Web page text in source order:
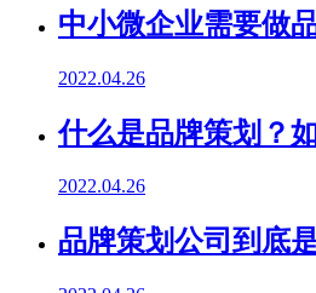
中小微企业需要做
2022.04.26
什么是品牌策划？
2022.04.26
品牌策划公司到底